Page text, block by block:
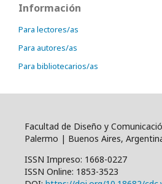
Información
Para lectores/as
Para autores/as
Para bibliotecarios/as
Facultad de Diseño y
Palermo | Buenos Aires,
ISSN Impreso: 1668-0227
ISSN Online: 1853-3523